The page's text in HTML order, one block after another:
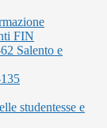
FIN
Salento e
studentesse e